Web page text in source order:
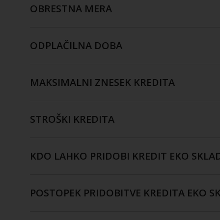
OBRESTNA MERA
ODPLAČILNA DOBA
MAKSIMALNI ZNESEK KREDITA
STROŠKI KREDITA
KDO LAHKO PRIDOBI KREDIT EKO
POSTOPEK PRIDOBITVE KREDITA EKO